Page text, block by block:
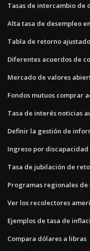
Tasas de intercambio de
Alta tasa de desempleo
Tabla de retorno
Diferentes acuerdos de
Mercado de valores
Fondos mutuos comprar
Tasa de interés noticias
Definir la gestión de
Ingreso por
Tasa de jubilación de
Programas regionales
Ver los recolectores
Ejemplos de tasa de
Compara dólares a libras